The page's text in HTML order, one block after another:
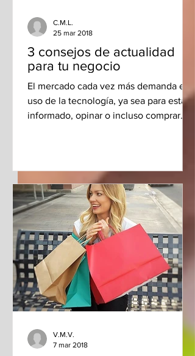
3 consejos de actualidad
para tu negocio
El mercado cada vez más demanda el
uso de la tecnología, ya sea para estar
informado, opinar o incluso comprar
C.M.L.
25 mar 2018
V.M.V.
7 mar 2018